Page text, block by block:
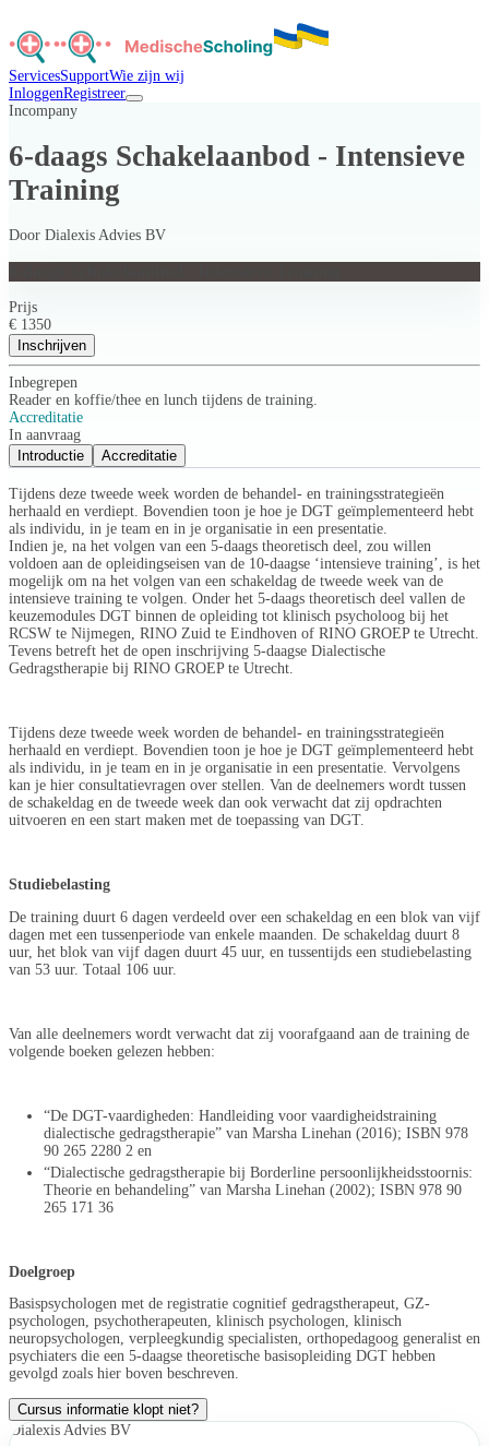
ServicesSupportWie zijn wij
InloggenRegistreer
Incompany
6-daags Schakelaanbod - Intensieve
Training
Door Dialexis Advies BV
Prijs
€ 1350
Inschrijven
Inbegrepen
Reader en koffie/thee en lunch tijdens de training.
Accreditatie
In aanvraag
Introductie
Accreditatie
Tijdens deze tweede week worden de behandel- en trainingsstrategieën
herhaald en verdiept. Bovendien toon je hoe je DGT geïmplementeerd hebt
als individu, in je team en in je organisatie in een presentatie.
Indien je, na het volgen van een 5-daags theoretisch deel, zou willen
voldoen aan de opleidingseisen van de 10-daagse ‘intensieve training’, is het
mogelijk om na het volgen van een schakeldag de tweede week van de
intensieve training te volgen. Onder het 5-daags theoretisch deel vallen de
keuzemodules DGT binnen de opleiding tot klinisch psycholoog bij het
RCSW te Nijmegen, RINO Zuid te Eindhoven of RINO GROEP te Utrecht.
Tevens betreft het de open inschrijving 5-daagse Dialectische
Gedragstherapie bij RINO GROEP te Utrecht.
Tijdens deze tweede week worden de behandel- en trainingsstrategieën
herhaald en verdiept. Bovendien toon je hoe je DGT geïmplementeerd hebt
als individu, in je team en in je organisatie in een presentatie. Vervolgens
kan je hier consultatievragen over stellen. Van de deelnemers wordt tussen
de schakeldag en de tweede week dan ook verwacht dat zij opdrachten
uitvoeren en een start maken met de toepassing van DGT.
Studiebelasting
De training duurt 6 dagen verdeeld over een schakeldag en een blok van vijf
dagen met een tussenperiode van enkele maanden. De schakeldag duurt 8
uur, het blok van vijf dagen duurt 45 uur, en tussentijds een studiebelasting
van 53 uur. Totaal 106 uur.
Van alle deelnemers wordt verwacht dat zij voorafgaand aan de training de
volgende boeken gelezen hebben:
“De DGT-vaardigheden: Handleiding voor vaardigheidstraining
dialectische gedragstherapie” van Marsha Linehan (2016); ISBN 978
90 265 2280 2 en
“Dialectische gedragstherapie bij Borderline persoonlijkheidsstoornis:
Theorie en behandeling” van Marsha Linehan (2002); ISBN 978 90
265 171 36
Doelgroep
Basispsychologen met de registratie cognitief gedragstherapeut, GZ-
psychologen, psychotherapeuten, klinisch psychologen, klinisch
neuropsychologen, verpleegkundig specialisten, orthopedagoog generalist en
psychiaters die een 5-daagse theoretische basisopleiding DGT hebben
gevolgd zoals hier boven beschreven.
Cursus informatie klopt niet?
Dialexis Advies BV